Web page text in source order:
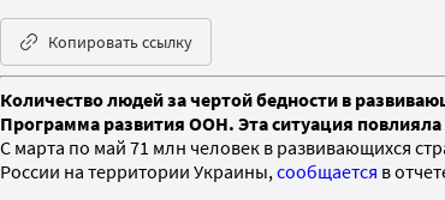
Копировать ссылку
Количество людей за чертой бедности в
Программа развития ООН. Эта ситуация
С марта по май 71 млн человек в развивающихся
России на территории Украины, сообщается в